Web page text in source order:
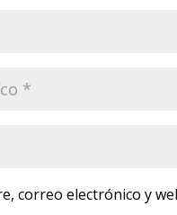
correo electrónico y